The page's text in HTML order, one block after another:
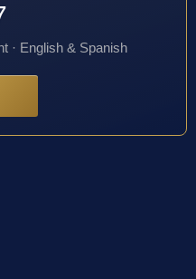
· English & Spanish